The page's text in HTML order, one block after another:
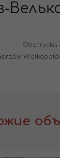
Obotrycka